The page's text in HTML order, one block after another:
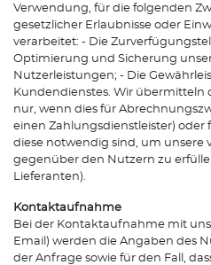
Verwendung, für die folgenden
gesetzlicher Erlaubnisse oder
verarbeitet: - Die
Optimierung und Sicherung
Nutzerleistungen; - Die
Kundendienstes. Wir übermitteln
nur, wenn dies für
einen Zahlungsdienstleister) oder
diese notwendig sind, um unsere
gegenüber den Nutzern zu
Lieferanten).
Kontaktaufnahme
Bei der Kontaktaufnahme mit
Email) werden die Angaben des
der Anfrage sowie für den Fall,